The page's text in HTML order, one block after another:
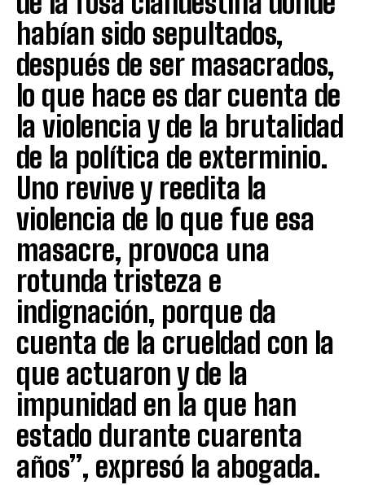
habían sido sepultados,
después de ser masacrados,
lo que hace es dar cuenta de
la violencia y de la brutalidad
de la política de exterminio.
Uno revive y reedita la
violencia de lo que fue esa
masacre, provoca una
rotunda tristeza e
indignación, porque da
cuenta de la crueldad con la
que actuaron y de la
impunidad en la que han
estado durante cuarenta
años”, expresó la abogada.